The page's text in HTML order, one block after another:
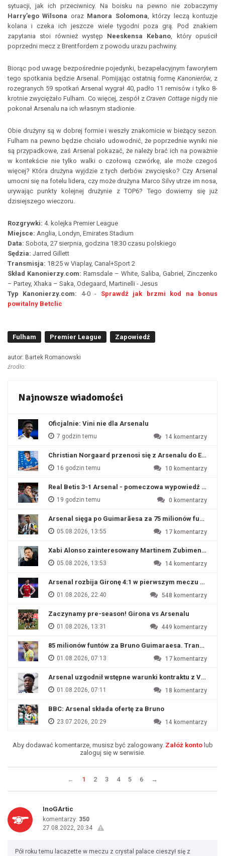
sytuacji, jak ich przeciwnicy. Na boisku na pewno nie zobaczymy
Harry’ego Wilsona oraz Manora Solomona, którzy leczą kontuzje
kolana i czeka ich jeszcze wiele tygodni poza grą. Pod znakiem
zapytania stoi również występ Neeskensa Kebano, który opuścił
poprzedni mecz z Brentfordem z powodu urazu pachwiny.
Biorąc pod uwagę bezpośrednie pojedynki, bezapelacyjnym faworytem
tego spotkania będzie Arsenal. Pomijając ostatnią formę Kanonierów, z
rozegranych 59 spotkań Arsenal wygrał 40, padło 11 remisów i tylko 8-
krotnie zwyciężało Fulham. Co więcej, zespół zCraven Cottagenigdy nie
pokonał Arsenalu na ich własnym stadionie.
Obie drużyny są w dobrej formie i weszły znakomicie w bieżący sezon.
Fulham na pewno będzie chciało udowodnić, że poprzednie wyniki nie
są przypadkowe, zaś Arsenal pokazać, że należy brać ich na poważnie
w kontekście nie tylko walki o czołową czwórkę, ale może czegoś
więcej? Która drużyna wyjdzie z tych derbów zwycięsko? Czy Arsenal
umocni się na fotelu lidera, czy może drużyna Marco Silvy utrze im nosa,
urywając punkty kolejnej drużynie z TOP6? Tego dowiemy się już
dzisiejszego wieczoru.
Rozgrywki: 4. kolejka Premier League
Miejsce: Anglia, Londyn, Emirates Stadium
Data: Sobota, 27 sierpnia, godzina 18:30 czasu polskiego
Sędzia: Jarred Gillett
Transmisja: 18:25 w Viaplay, Canal+Sport 2
Skład Kanonierzy.com: Ramsdale – White, Saliba, Gabriel, Zinczenko
– Partey, Xhaka – Saka, Odegaard, Martinelli - Jesus
Typ Kanonierzy.com: 4-0 - Sprawdź jak brzmi kod na bonus
powitalny Betclic
Fulham Premier League Zapowiedź
autor: Bartek Romanowski
źrodło:
Najnowsze wiadomości
Oficjalnie: Vini nie dla Arsenalu
7 godzin temu 14 komentarzy
Christian Norgaard przenosi się z Arsenalu do
16 godzin temu 10 komentarzy
Real Betis 3-1 Arsenal - pomeczowa wypowiedź Artety
19 godzin temu 0 komentarzy
Arsenal sięga po Guimarãesa za 75 milionów funtów
05.08.2026, 13:55 17 komentarzy
Xabi Alonso zainteresowany Martinem Zubimendim
05.08.2026, 13:53 14 komentarzy
Arsenal rozbija Gironę 4:1 w pierwszym meczu
01.08.2026, 22:40 548 komentarzy
Zaczynamy pre-season! Girona vs Arsenalu
01.08.2026, 13:31 449 komentarzy
85 milionów funtów za Bruno Guimaraesa. Transfer
01.08.2026, 07:13 17 komentarzy
Arsenal uzgodnił wstępne warunki kontraktu z
01.08.2026, 07:11 18 komentarzy
BBC: Arsenal składa ofertę za Bruno
23.07.2026, 20:29 14 komentarzy
Aby dodawać komentarze, musisz być zalogowany. Załóż kontolub
zaloguj się w serwisie.
← 1 2 3 4 5 6 →
InoGArtic
komentarzy: 350
27.08.2022, 20:34
Pół roku temu lacazette w meczu z crystal palace cieszył się z